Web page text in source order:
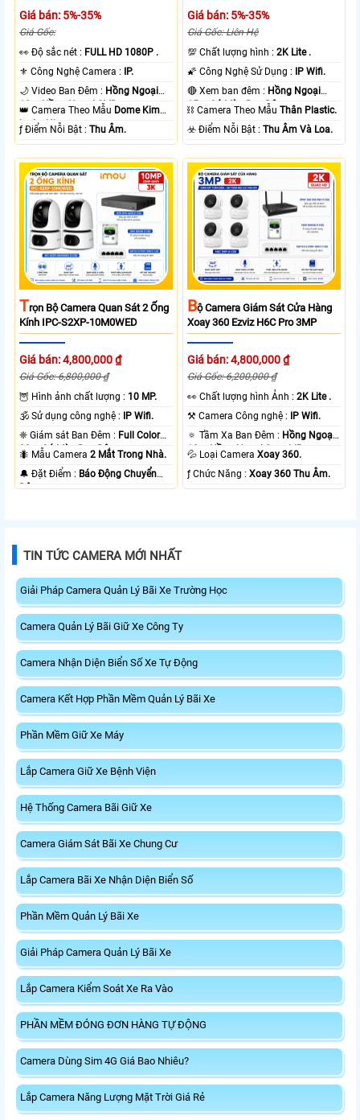
Giá bán: 5%-35%
Giá Gốc:
️👀 Độ sắc nét : FULL HD 1080P .
⚜️ Công Nghệ Camera : IP.
🌙 Video Ban Đêm : Hồng Ngoại
10m Hồng Ngoại SMD.
👑 Camera Theo Mẫu Dome Kim
loại + Nhựa.
️ƒ Điểm Nỗi Bật :Thu Âm.
Giá bán: 5%-35%
Giá Gốc: Liên Hệ
💯 Chất lượng hình :2K Lite .
🌠 Công Nghệ Sử Dụng : IP Wifi.
🔴 Xem ban đêm : Hồng Ngoại
15m Có Màu Ban Ðêm.
⛓ Camera Theo MẫuThân Plastic.
️☣️ Điểm Nỗi Bật :Thu Âm Và Loa.
TRọn Bộ Camera Quan Sát 2 Ống
Kính IPC-S2XP-10M0WED
Giá bán: 4,800,000 ₫
Giá Gốc: 6,800,000 ₫
🦉 Hình ảnh chất lượng : 10 MP.
🕉️ Sử dụng công nghệ :
IP Wifi.
❈ Giám sát Ban Đêm : Full Color
20m Có Màu Ban Ðêm.
🐜 Mẫu Camera2 Mắt Trong Nhà.
️🔔 Đặt Điểm : Báo Động Chuyển
Động.
BỘ Camera Giám Sát Cửa Hàng
Xoay 360 Ezviz H6C Pro 3MP
Giá bán: 4,800,000 ₫
Giá Gốc: 6,200,000 ₫
️👀 Chất lượng hình Ảnh :2K Lite .
⚒ Camera Công nghệ :
IP Wifi.
🔅 Tầm Xa Ban Đêm : Hồng Ngoại
10m Hồng Ngoại Smart IR.
💦 Loại CameraXoay 360.
️ƒ Chức Năng :Xoay 360 Thu Âm.
TIN TỨC CAMERA MỚI NHẤT
Giải Pháp Camera Quản Lý Bãi Xe Trường Học
Camera Quản Lý Bãi Giữ Xe Công Ty
Camera Nhận Diện Biển Số Xe Tự Động
Camera Kết Hợp Phần Mềm Quản Lý Bãi Xe
Phần Mềm Giữ Xe Máy
Lắp Camera Giữ Xe Bệnh Viện
Hệ Thống Camera Bãi Giữ Xe
Camera Giám Sát Bãi Xe Chung Cư
Lắp Camera Bãi Xe Nhận Diện Biển Số
Phần Mềm Quản Lý Bãi Xe
Giải Pháp Camera Quản Lý Bãi Xe
Lắp Camera Kiểm Soát Xe Ra Vào
PHẦN MỀM ĐÓNG ĐƠN HÀNG TỰ ĐỘNG
Camera Dùng Sim 4G Giá Bao Nhiêu?
Lắp Camera Năng Lượng Mặt Trời Giá Rẻ